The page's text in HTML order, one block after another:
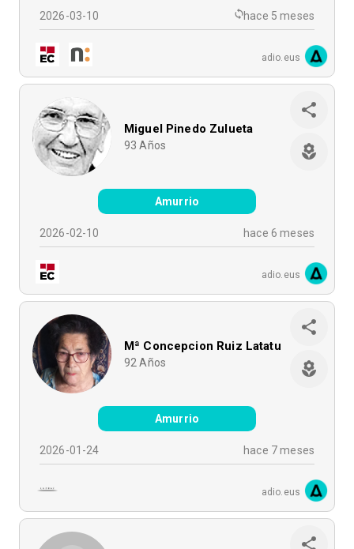
2026-03-10 hace 5 meses
adio.eus
Miguel Pinedo Zulueta
93 Años
Amurrio
2026-02-10 hace 6 meses
adio.eus
Mª Concepcion Ruiz Latatu
92 Años
Amurrio
2026-01-24 hace 7 meses
adio.eus